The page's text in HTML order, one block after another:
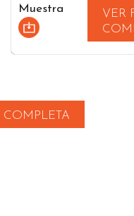
Muestra
VER